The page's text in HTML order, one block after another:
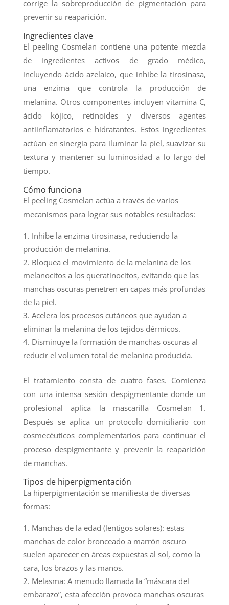
corrige la sobreproducción de pigmentación para
prevenir su reaparición.
Ingredientes clave
El peeling Cosmelan contiene una potente mezcla
de ingredientes activos de grado médico,
incluyendo ácido azelaico, que inhibe la tirosinasa,
una enzima que controla la producción de
melanina. Otros componentes incluyen vitamina C,
ácido kójico, retinoides y diversos agentes
antiinflamatorios e hidratantes. Estos ingredientes
actúan en sinergia para iluminar la piel, suavizar su
textura y mantener su luminosidad a lo largo del
tiempo.
Cómo funciona
El peeling Cosmelan actúa a través de varios
mecanismos para lograr sus notables resultados:
Inhibe la enzima tirosinasa, reduciendo la
producción de melanina.
Bloquea el movimiento de la melanina de los
melanocitos a los queratinocitos, evitando que las
manchas oscuras penetren en capas más profundas
de la piel.
Acelera los procesos cutáneos que ayudan a
eliminar la melanina de los tejidos dérmicos.
Disminuye la formación de manchas oscuras al
reducir el volumen total de melanina producida.
El tratamiento consta de cuatro fases. Comienza
con una intensa sesión despigmentante donde un
profesional aplica la mascarilla Cosmelan 1.
Después se aplica un protocolo domiciliario con
cosmecéuticos complementarios para continuar el
proceso despigmentante y prevenir la reaparición
de manchas.
Tipos de hiperpigmentación
La hiperpigmentación se manifiesta de diversas
formas:
Manchas de la edad (lentigos solares): estas
manchas de color bronceado a marrón oscuro
suelen aparecer en áreas expuestas al sol, como la
cara, los brazos y las manos.
Melasma: A menudo llamada la “máscara del
embarazo”, esta afección provoca manchas oscuras